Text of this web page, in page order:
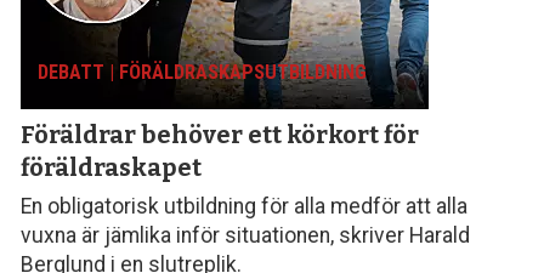
DEBATT | FÖRÄLDRASKAPS­UTBILDNING
Föräldrar behöver ett körkort för
föräldraskapet
En obligatorisk utbildning för alla medför att alla
vuxna är jämlika inför situationen, skriver Harald
Berglund i en slutreplik.